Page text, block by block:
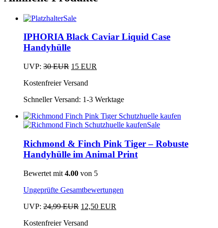
Sale
Produkt
weist
mehrere
auf.
Die
Optionen
können
der
Produktseite
werden
IPHORIA Black Caviar Liquid Case
Handyhülle
UVP: 30EUR Ursprünglicher
war:
15 EUR
Produkt
mehrere
auf.
Die
können
auf
Produktseite
werden
Kostenfreier Versand
Schneller Versand: 1-3 Werktage
Sale
Produkt
weist
mehrere
auf.
Die
Optionen
können
auf
der
Richmond & Finch Pink Tiger – Robuste
Handyhülle im Animal Print
Bewertet mit 4.00 von 5
Ungeprüfte Gesamtbewertungen
UVP: 24,99EUR Ursprünglicher
war:
12,50 EUR
Produkt
Kostenfreier Versand